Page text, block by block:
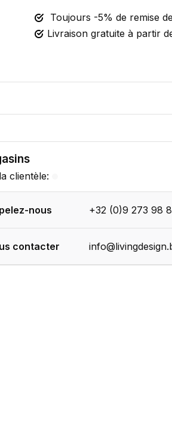
Toujours -5% de remise
Livraison gratuite à partir
clientèle:
nous +32 (0)9 273 98
contacter